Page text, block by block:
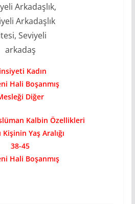
Arkadaşlık,
Arkadaşlık
Seviyeli
arkadaş
Kadın
Hali Boşanmış
Diğer
Kalbin Özellikleri
Kişinin Yaş Aralığı
38-45
Hali Boşanmış